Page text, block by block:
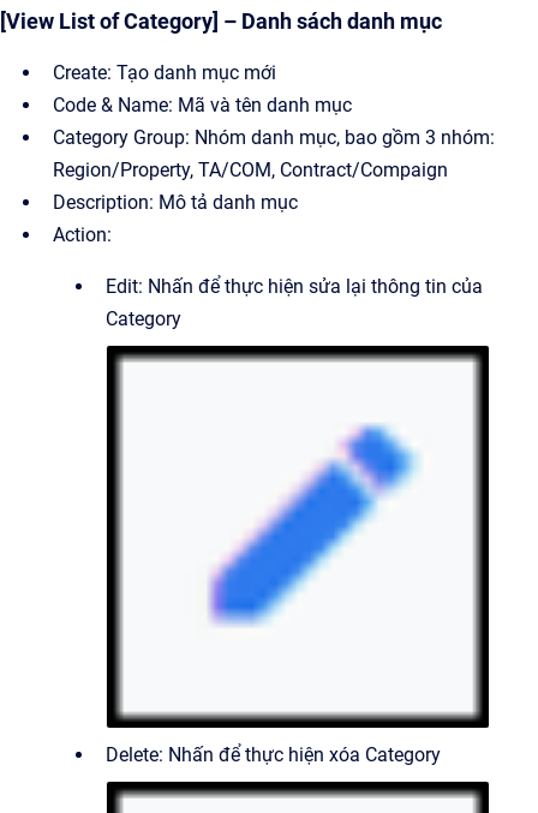
[View List of Category] – Danh sách danh mục
Create: Tạo danh mục mới
Code & Name: Mã và tên danh mục
Category Group: Nhóm danh mục, bao gồm 3 nhóm:
Region/Property, TA/COM, Contract/Compaign
Description: Mô tả danh mục
Action:
Edit: Nhấn để thực hiện sửa lại thông tin của
Category
Delete: Nhấn để thực hiện xóa Category